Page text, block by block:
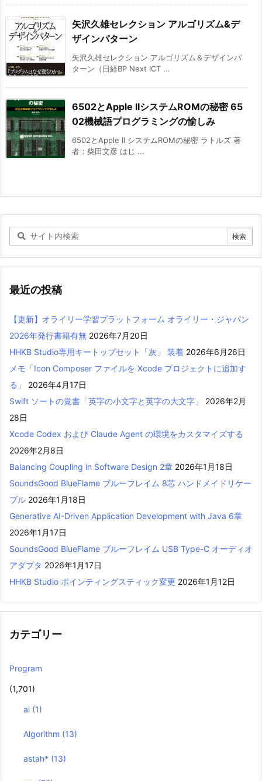
矢沢久雄セレクション アルゴリズム&デ
ザインパターン
矢沢久雄セレクション アルゴリズム＆デザインパ
ターン（日経BP Next ICT ...
6502とApple IIシステムROMの秘密 65
02機械語プログラミングの愉しみ
6502とApple II システムROMの秘密 ラトルズ 著
者：柴田文彦 はじ ...
最近の投稿
【更新】オライリー学習プラットフォーム オライリー・ジャパン
2026年発行書籍有無 2026年7月20日
HHKB Studio専用キートップセット「灰」 装着 2026年6月26日
メモ「Icon Composer ファイルを Xcode プロジェクトに追加す
る」
2026年4月17日
Swift ソートの覚書「英字の小文字と英字の大文字」
2026年2月
28日
Xcode Codex および Claude Agent の環境をカスタマイズする
2026年2月8日
Balancing Coupling in Software Design 2章 2026年1月18日
SoundsGood BlueFlame ブルーフレイム 8芯 ハンドメイドリケー
ブル 2026年1月18日
Generative AI-Driven Application Development with Java 6章
2026年1月17日
SoundsGood BlueFlame ブルーフレイム USB Type-C オーディオ
アダプタ 2026年1月17日
HHKB Studio ポインティングスティック変更 2026年1月12日
カテゴリー
Program
(1,701)
ai (1)
Algorithm (13)
astah* (13)